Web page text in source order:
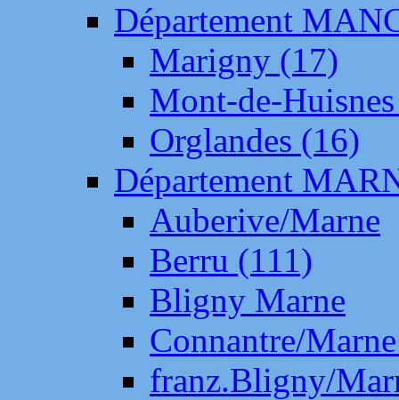
Département
Marigny (17)
Mont-de-
Orglandes (16)
Département
Auberive/Marne
Berru (111)
Bligny Marne
Connantre/
franz.Bligny/